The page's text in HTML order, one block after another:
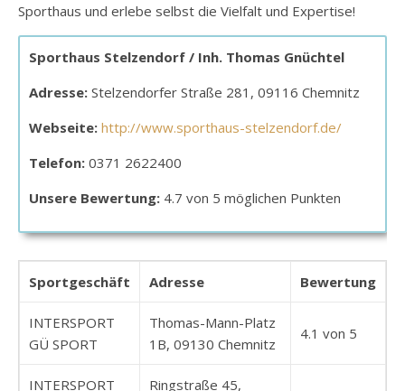
Sporthaus und erlebe selbst die Vielfalt und Expertise!
Sporthaus Stelzendorf / Inh. Thomas Gnüchtel
Adresse: Stelzendorfer Straße 281, 09116 Chemnitz
Webseite: http://www.sporthaus-stelzendorf.de/
Telefon: 0371 2622400
Unsere Bewertung: 4.7 von 5 möglichen Punkten
Sportgeschäft Adresse Bewertung
INTERSPORT
GÜ SPORT
Thomas-Mann-Platz
1B, 09130 Chemnitz
4.1 von 5
INTERSPORT
Ringstraße 45,